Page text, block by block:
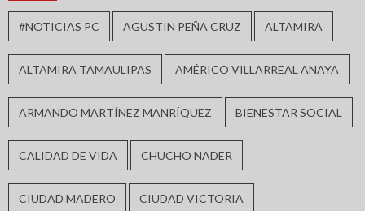
#NOTICIAS PC AGUSTIN PEÑA CRUZ ALTAMIRA
ALTAMIRA TAMAULIPAS AMÉRICO VILLARREAL ANAYA
ARMANDO MARTÍNEZ MANRÍQUEZ BIENESTAR SOCIAL
CALIDAD DE VIDA CHUCHO NADER
CIUDAD MADERO CIUDAD VICTORIA